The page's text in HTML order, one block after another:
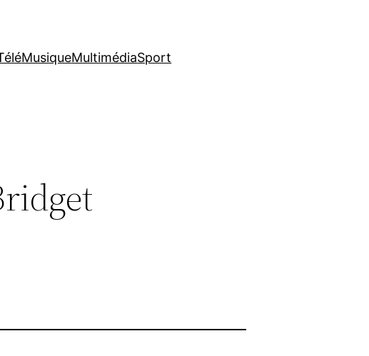
MusiqueMultimédiaSport